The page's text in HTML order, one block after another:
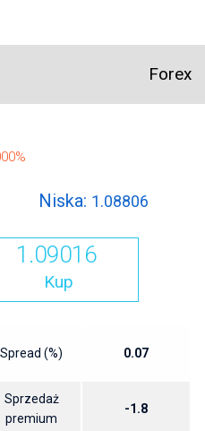
Forex
Niska: 1.08806
1.09016
Kup
Spread (%) 0.07
Sprzedaż
premium
-1.8